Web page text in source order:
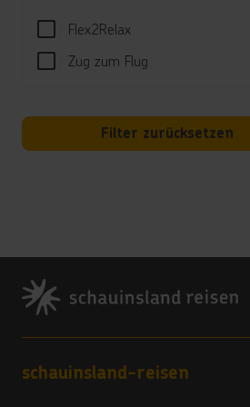
Flex2Relax
Zug zum Flug
Filter zurücksetzen
Footer
Footer navigation
schauinsland-reisen